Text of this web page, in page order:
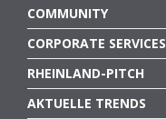
COMMUNITY
CORPORATE SERVICES
RHEINLAND-PITCH
AKTUELLE TRENDS